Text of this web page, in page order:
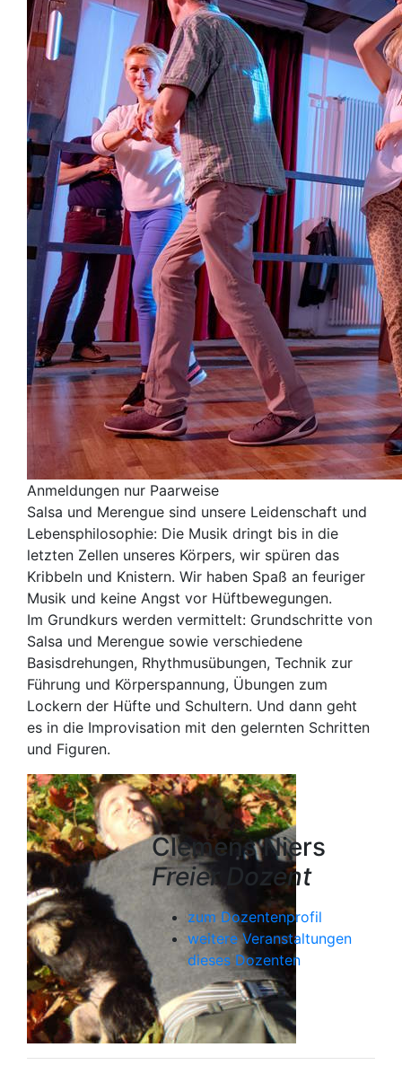
Anmeldungen nur Paarweise
Salsa und Merengue sind unsere Leidenschaft und
Lebensphilosophie: Die Musik dringt bis in die
letzten Zellen unseres Körpers, wir spüren das
Kribbeln und Knistern. Wir haben Spaß an feuriger
Musik und keine Angst vor Hüftbewegungen.
Im Grundkurs werden vermittelt: Grundschritte von
Salsa und Merengue sowie verschiedene
Basisdrehungen, Rhythmusübungen, Technik zur
Führung und Körperspannung, Übungen zum
Lockern der Hüfte und Schultern. Und dann geht
es in die Improvisation mit den gelernten Schritten
und Figuren.
Clemens Niers
Freier Dozent
zum Dozentenprofil
weitere Veranstaltungen
dieses Dozenten